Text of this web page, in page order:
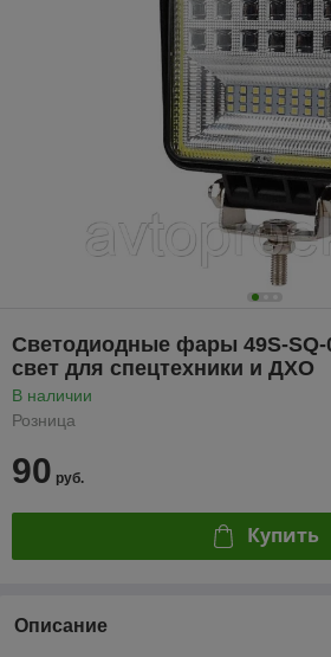
Светодиодные фары 49S-SQ-
свет для спецтехники и ДХО
В наличии
Розница
90 руб.
Купить
Описание